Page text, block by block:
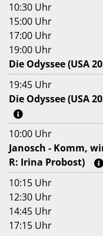
10:30 Uhr
15:00 Uhr
17:00 Uhr
19:00 Uhr
Die Odyssee (USA
19:45 Uhr
Die Odyssee (USA
10:00 Uhr
Janosch - Komm,
R: Irina Probost)
10:15 Uhr
12:30 Uhr
14:45 Uhr
17:15 Uhr